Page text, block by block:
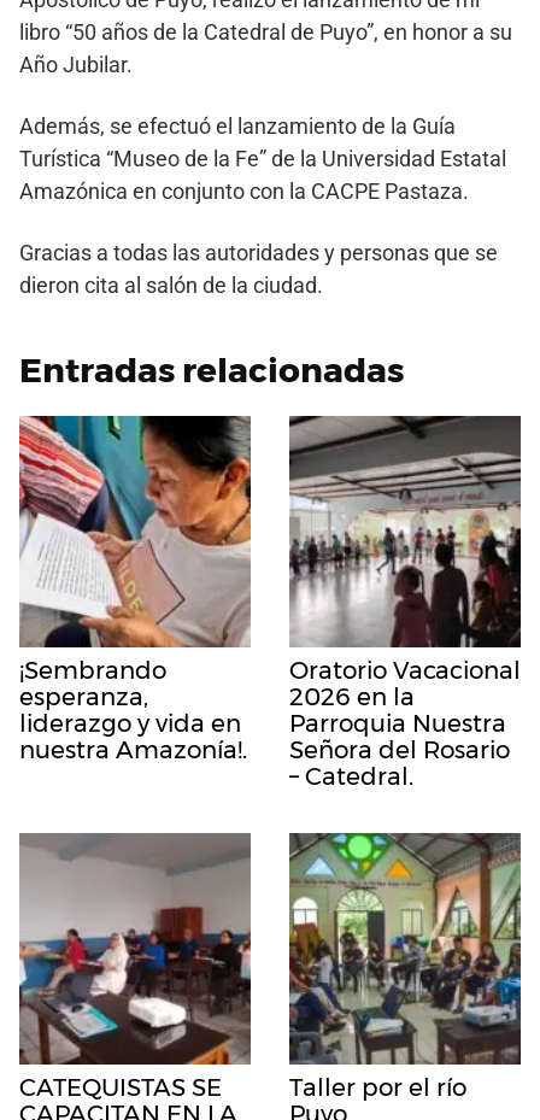
libro “50 años de la Catedral de Puyo”, en honor a su
Año Jubilar.
Además, se efectuó el lanzamiento de la Guía
Turística “Museo de la Fe” de la Universidad Estatal
Amazónica en conjunto con la CACPE Pastaza.
Gracias a todas las autoridades y personas que se
dieron cita al salón de la ciudad.
Entradas relacionadas
¡Sembrando
esperanza,
liderazgo y vida en
nuestra Amazonía!.
Oratorio Vacacional
2026 en la
Parroquia Nuestra
Señora del Rosario
– Catedral.
CATEQUISTAS SE
CAPACITAN EN LA
Taller por el río
Puyo